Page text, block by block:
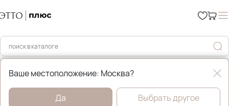
Главная Бижутерия
Ваше местоположение: Москва?
Да Выбрать другое